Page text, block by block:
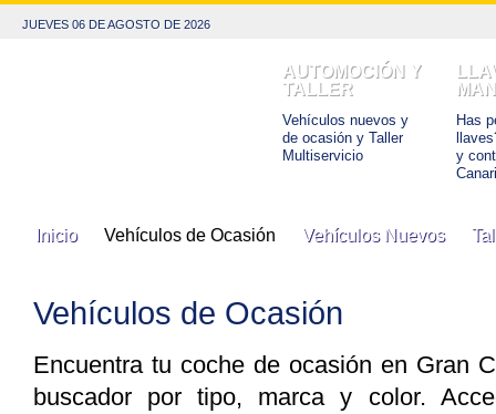
JUEVES 06 DE AGOSTO DE 2026
AUTOMOCIÓN Y
TALLER
Vehículos nuevos y
de ocasión y Taller
Multiservicio
Has
y
Inicio Vehículos de Ocasión Vehículos Nuevos
Vehículos de Ocasión
Encuentra tu coche de ocasión en Gran
buscador por tipo, marca y color.